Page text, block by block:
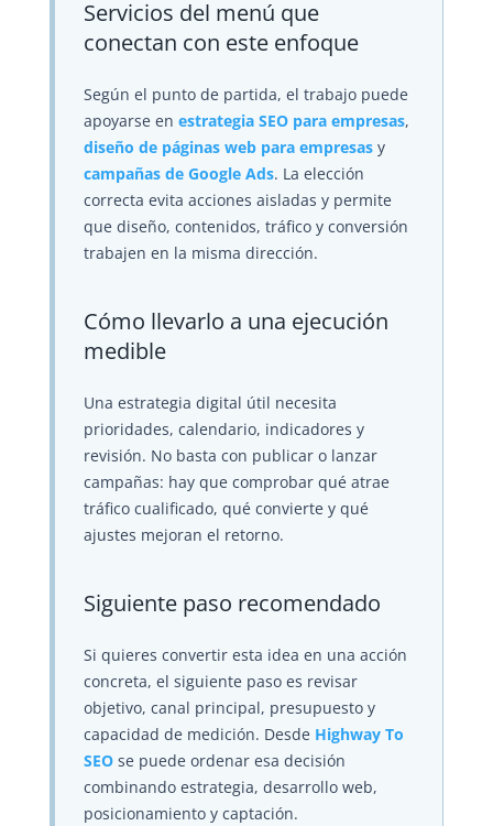
Servicios del menú que
conectan con este enfoque
Según el punto de partida, el trabajo puede
apoyarse en estrategia SEO para empresas,
diseño de páginas web para empresasy
campañas de Google Ads. La elección
correcta evita acciones aisladas y permite
que diseño, contenidos, tráfico y conversión
trabajen en la misma dirección.
Cómo llevarlo a una ejecución
medible
Una estrategia digital útil necesita
prioridades, calendario, indicadores y
revisión. No basta con publicar o lanzar
campañas: hay que comprobar qué atrae
tráfico cualificado, qué convierte y qué
ajustes mejoran el retorno.
Siguiente paso recomendado
Si quieres convertir esta idea en una acción
concreta, el siguiente paso es revisar
objetivo, canal principal, presupuesto y
capacidad de medición. Desde Highway To
SEOse puede ordenar esa decisión
combinando estrategia, desarrollo web,
posicionamiento y captación.